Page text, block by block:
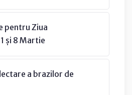
pentru Ziua
și 8 Martie
a brazilor de